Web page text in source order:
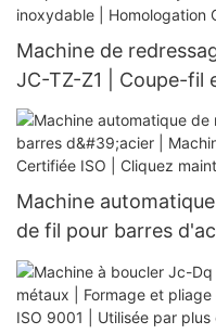
Machine de
JC-TZ-Z1 | Coupe-fil
Formage de l'acier
| Installation gratuite
Machine
de fil pour barres
fil de précision |
maintenant !